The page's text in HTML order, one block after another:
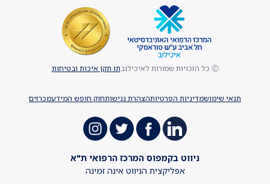
תנאי שימושמדיניות הפרטיותהצהרת נגישותחוק חופש המידעמכרזים
Ⓒ כל הזכויות שמורות לאיכילוב תו תקן איכות ובטיחות
ניווט בקמפוס המרכז הרפואי ת"א
אפליקצית הניווט אינה זמינה